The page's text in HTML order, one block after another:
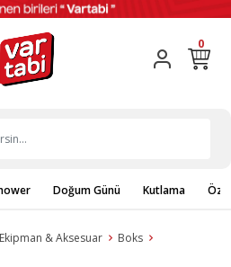
0
Doğum Günü Kutlama
Ekipman & Aksesuar
Boks